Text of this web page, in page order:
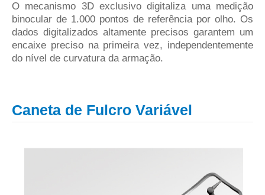
O mecanismo 3D exclusivo digitaliza uma medição
binocular de 1.000 pontos de referência por olho. Os
dados digitalizados altamente precisos garantem um
encaixe preciso na primeira vez, independentemente
do nível de curvatura da armação.
Caneta de Fulcro Variável